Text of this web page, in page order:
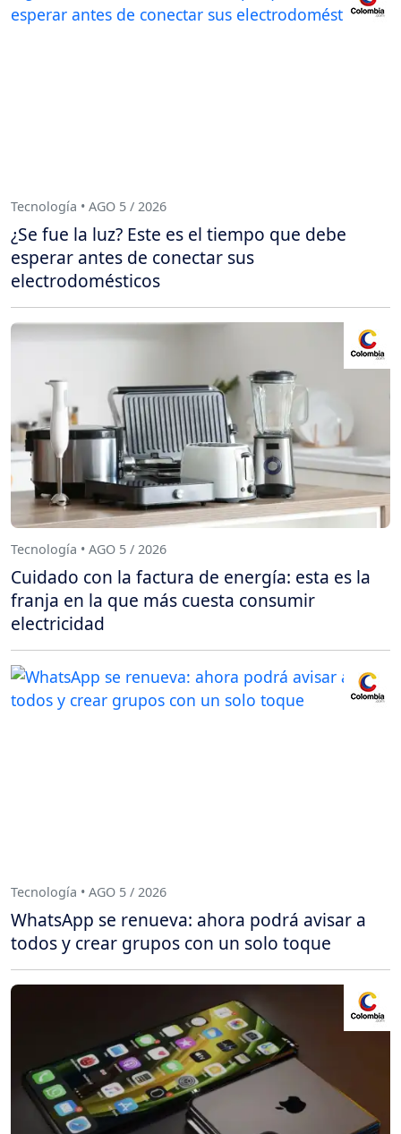
Tecnología • AGO 5 / 2026
¿Se fue la luz? Este es el tiempo que debe
esperar antes de conectar sus
electrodomésticos
Tecnología • AGO 5 / 2026
Cuidado con la factura de energía: esta es la
franja en la que más cuesta consumir
electricidad
Tecnología • AGO 5 / 2026
WhatsApp se renueva: ahora podrá avisar a
todos y crear grupos con un solo toque